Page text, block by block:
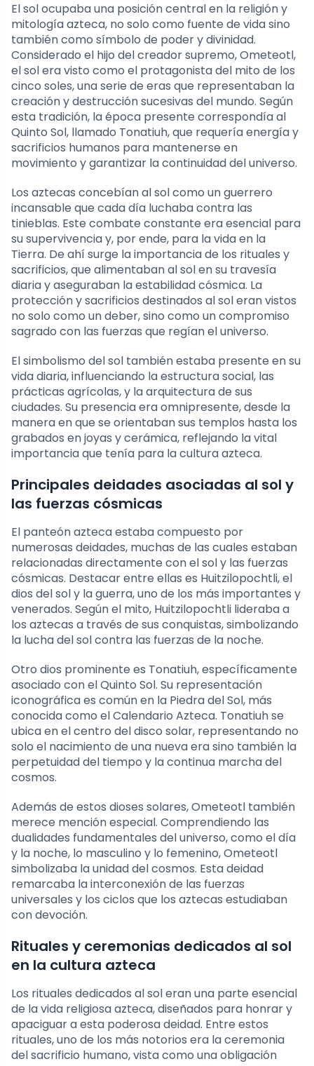
El sol ocupaba una posición central en la religión y
mitología azteca, no solo como fuente de vida sino
también como símbolo de poder y divinidad.
Considerado el hijo del creador supremo, Ometeotl,
el sol era visto como el protagonista del mito de los
cinco soles, una serie de eras que representaban la
creación y destrucción sucesivas del mundo. Según
esta tradición, la época presente correspondía al
Quinto Sol, llamado Tonatiuh, que requería energía y
sacrificios humanos para mantenerse en
movimiento y garantizar la continuidad del universo.
Los aztecas concebían al sol como un guerrero
incansable que cada día luchaba contra las
tinieblas. Este combate constante era esencial para
su supervivencia y, por ende, para la vida en la
Tierra. De ahí surge la importancia de los rituales y
sacrificios, que alimentaban al sol en su travesía
diaria y aseguraban la estabilidad cósmica. La
protección y sacrificios destinados al sol eran vistos
no solo como un deber, sino como un compromiso
sagrado con las fuerzas que regían el universo.
El simbolismo del sol también estaba presente en su
vida diaria, influenciando la estructura social, las
prácticas agrícolas, y la arquitectura de sus
ciudades. Su presencia era omnipresente, desde la
manera en que se orientaban sus templos hasta los
grabados en joyas y cerámica, reflejando la vital
importancia que tenía para la cultura azteca.
Principales deidades asociadas al sol y
las fuerzas cósmicas
El panteón azteca estaba compuesto por
numerosas deidades, muchas de las cuales estaban
relacionadas directamente con el sol y las fuerzas
cósmicas. Destacar entre ellas es Huitzilopochtli, el
dios del sol y la guerra, uno de los más importantes y
venerados. Según el mito, Huitzilopochtli lideraba a
los aztecas a través de sus conquistas, simbolizando
la lucha del sol contra las fuerzas de la noche.
Otro dios prominente es Tonatiuh, específicamente
asociado con el Quinto Sol. Su representación
iconográfica es común en la Piedra del Sol, más
conocida como el Calendario Azteca. Tonatiuh se
ubica en el centro del disco solar, representando no
solo el nacimiento de una nueva era sino también la
perpetuidad del tiempo y la continua marcha del
cosmos.
Además de estos dioses solares, Ometeotl también
merece mención especial. Comprendiendo las
dualidades fundamentales del universo, como el día
y la noche, lo masculino y lo femenino, Ometeotl
simbolizaba la unidad del cosmos. Esta deidad
remarcaba la interconexión de las fuerzas
universales y los ciclos que los aztecas estudiaban
con devoción.
Rituales y ceremonias dedicados al sol
en la cultura azteca
Los rituales dedicados al sol eran una parte esencial
de la vida religiosa azteca, diseñados para honrar y
apaciguar a esta poderosa deidad. Entre estos
rituales, uno de los más notorios era la ceremonia
del sacrificio humano, vista como una obligación